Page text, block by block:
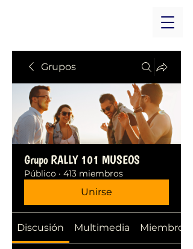
Grupos
Grupo RALLY 101 MUSEOS
Público · 413 miembros
Unirse
Discusión Multimedia Miembros